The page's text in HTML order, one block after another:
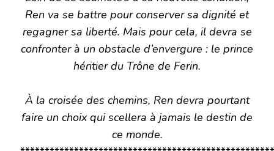
Ren va se battre pour conserver sa dignité et
regagner sa liberté. Mais pour cela, il devra se
confronter à un obstacle d’envergure : le prince
héritier du Trône de Ferin.
À la croisée des chemins, Ren devra pourtant
faire un choix qui scellera à jamais le destin de
ce monde.